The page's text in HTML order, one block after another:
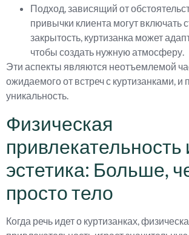
Подход, зависящий от
привычки клиента могут включать
закрытость, куртизанка может
чтобы создать нужную атмосферу.
Эти аспекты являются неотъемлемой
ожидаемого от встреч с куртизанками, и
уникальность.
Физическая
привлекательность
эстетика: Больше,
просто тело
Когда речь идет о куртизанках,